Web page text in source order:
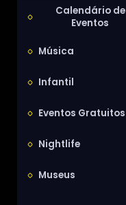
Calendário de
Eventos
Música
Infantil
Eventos Gratuitos
Nightlife
Museus